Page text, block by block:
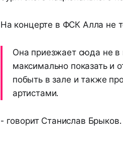
На концерте в ФСК Алла не
Она приезжает сюда не в
максимально показать и
побыть в зале и также
артистами.
- говорит Станислав Брыков.